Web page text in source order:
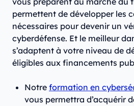
permettent de développer les
nécessaires pour devenir un
cyberdéfense. Et le meilleur
s’adaptent à votre niveau de
éligibles aux financements
Notre formation en
vous permettra d’acquérir